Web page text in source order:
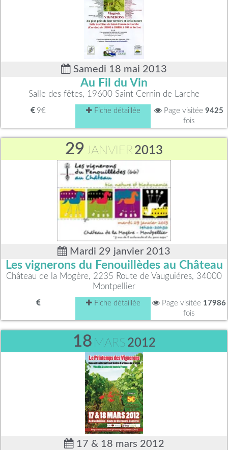
Samedi 18 mai 2013
Au Fil du Vin
Salle des fêtes, 19600 Saint Cernin de Larche
9€ Fiche détaillée Page visitée 9425
fois
29JANVIER2013
Mardi 29 janvier 2013
Les vignerons du Fenouillèdes au Château
Château de la Mogère, 2235 Route de Vauguiéres, 34000
Montpellier
Fiche détaillée Page visitée 17986
fois
18 MARS 2012
17 & 18 mars 2012